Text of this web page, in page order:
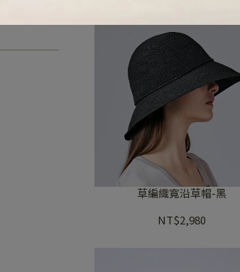
草編織寬沿草帽-黑
NT$2,980